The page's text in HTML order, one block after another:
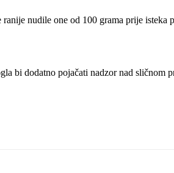
nudile one od 100 grama prije isteka
bi dodatno pojačati nadzor nad sličnom